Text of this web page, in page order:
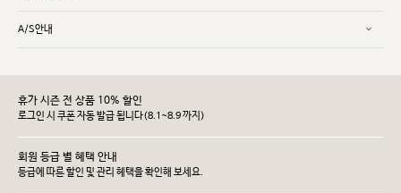
A/S안내
휴가 시즌 전 상품 10% 할인
로그인 시 쿠폰 자동 발급 됩니다(8.1~8.9 까지)
회원 등급 별 혜택 안내
등급에 따른 할인 및 관리 헤택을 확인해 보세요.